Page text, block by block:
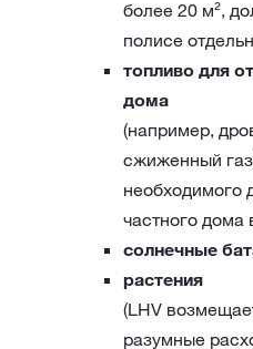
более 20 м²,
полисе
топливо для
дома
(например,
сжиженный
необходимого
частного дома
солнечные
растения
(LHV
разумные